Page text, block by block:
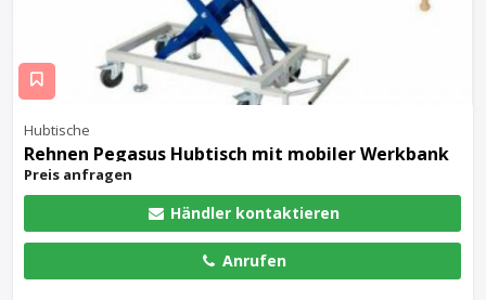
Hubtische
Rehnen Pegasus Hubtisch mit mobilerWerkbank
Preis anfragen
Händler kontaktieren
Anrufen